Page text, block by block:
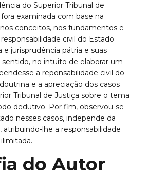
do Superior Tribunal de
examinada com base na
conceitos, nos fundamentos e
civil do Estado
jurisprudência pátria e suas
no intuito de elaborar um
a reponsabilidade civil do
e a apreciação dos casos
Tribunal de Justiça sobre o tema
dedutivo. Por fim, observou-se
nesses casos, independe da
atribuindo-lhe a responsabilidade
do Autor